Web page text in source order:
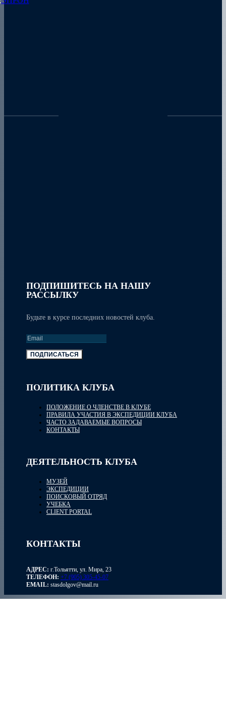
ПОДПИШИТЕСЬ НА НАШУ
РАССЫЛКУ
Будьте в курсе последних новостей клуба.
ПОДПИСАТЬСЯ
ПОЛИТИКА КЛУБА
ПОЛОЖЕНИЕ О ЧЛЕНСТВЕ В КЛУБЕ
ПРАВИЛА УЧАСТИЯ В ЭКСПЕДИЦИИ КЛУБА
ЧАСТО ЗАДАВАЕМЫЕ ВОПРОСЫ
КОНТАКТЫ
ДЕЯТЕЛЬНОСТЬ КЛУБА
МУЗЕЙ
ЭКСПЕДИЦИИ
ПОИСКОВЫЙ ОТРЯД
УЧЕБКА
CLIENT PORTAL
КОНТАКТЫ
АДРЕС: г.Тольятти, ул. Мира, 23
ТЕЛЕФОН: +7 (905) 305-45-07
EMAIL: stasdolgov@mail.ru